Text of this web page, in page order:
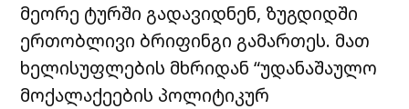
მეორე ტურში გადავიდნენ, ზუგდიდში
ერთობლივი ბრიფინგი გამართეს. მათ
ხელისუფლების მხრიდან “უდანაშაულო
მოქალაქეების პოლიტიკურ